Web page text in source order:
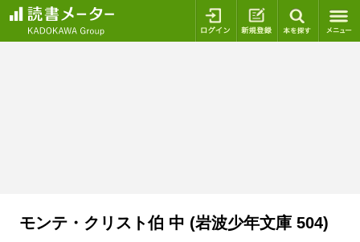
ログイン 新規登録
モンテ・クリスト伯 中 (岩波少年文庫 504)